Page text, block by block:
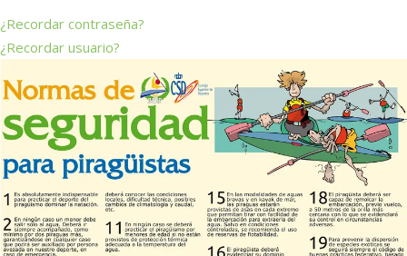
¿Recordar contraseña?
¿Recordar usuario?